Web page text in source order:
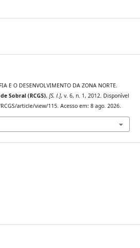
E O DESENVOLVIMENTO DA ZONA NORTE.
Sobral (RCGS), [S. l.], v. 6, n. 1, 2012. Disponível
article/view/115. Acesso em: 8 ago. 2026.